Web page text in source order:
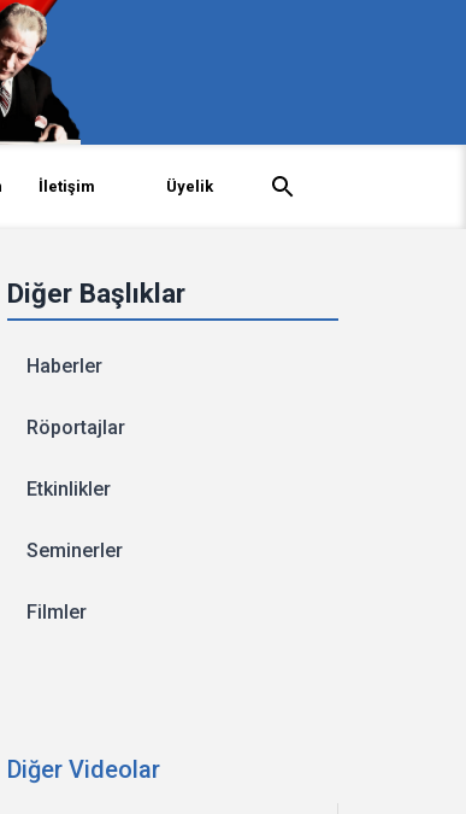
İletişim Üyelik
Diğer Başlıklar
Haberler
Röportajlar
Etkinlikler
Seminerler
Filmler
Diğer Videolar